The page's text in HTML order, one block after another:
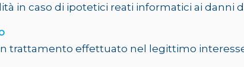
in caso di ipotetici reati informatici ai danni
trattamento effettuato nel legittimo